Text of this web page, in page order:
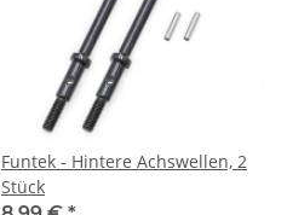
Funtek - Hintere Achswellen, 2
Stück